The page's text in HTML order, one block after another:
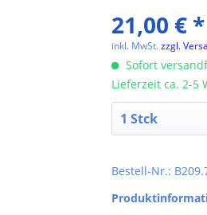
21,00 € *
inkl. MwSt.zzgl.
Sofort
Lieferzeit ca. 2-5
Bestell-Nr.: